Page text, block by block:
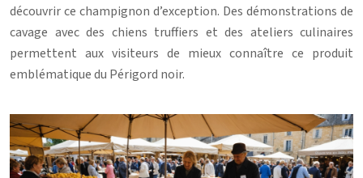
découvrir ce champignon d’exception. Des démonstrations de
cavage avec des chiens truffiers et des ateliers culinaires
permettent aux visiteurs de mieux connaître ce produit
emblématique du Périgord noir.